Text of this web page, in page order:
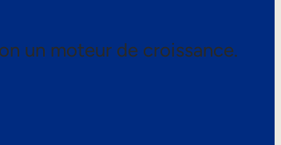
un moteur de croissance.